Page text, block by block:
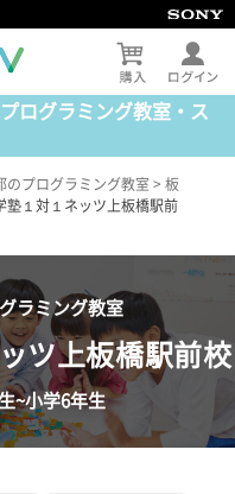
ログラミング教室・ス
のプログラミング教室 > 板
塾１対１ネッツ上板橋駅前
ラミング教室
ツ上板橋駅前校
~小学6年生